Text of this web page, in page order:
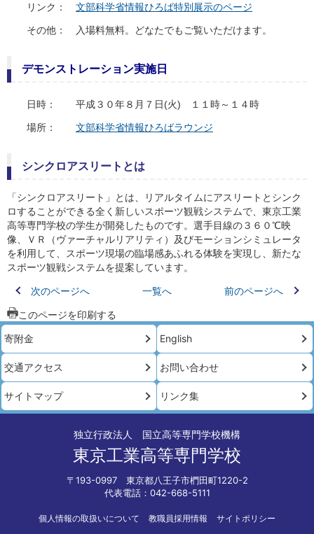
リンク： 文部科学省情報ひろば特別展示のページ
その他： 入場料無料。どなたでもご覧いただけます。
デモンストレーション実施日
日時： 平成３０年８月７日(火) １１時～１４時
場所： 文部科学省情報ひろばラウンジ
シンクロアスリートとは
「シンクロアスリート」とは、リアルタイムにアスリートとシンク
ロすることができる全く新しいスポーツ観戦システムで、東京工業
高等専門学校の学生が開発したものです。選手目線の３６０℃映
像、ＶＲ（ヴァーチャルリアリティ）及びモーションシミュレータ
を利用して、スポーツ現場の臨場感あふれる体験を実現し、新たな
スポーツ観戦システムを提案しています。
次のページへ 一覧へ
前のページへ
このページを印刷する
寄附金
English
交通アクセス お問い合わせ
サイトマップ リンク集
独立行政法人 国立高等専門学校機構
東京工業高等専門学校
〒193-0997 東京都八王子市椚田町1220-2
代表電話：042-668-5111
個人情報の取扱いについて 教職員採用情報 サイトポリシー